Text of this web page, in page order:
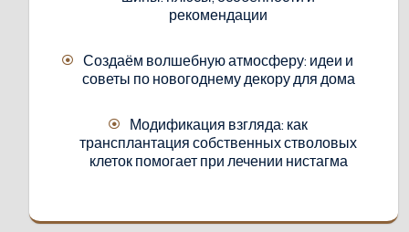
рекомендации
Создаём волшебную атмосферу: идеи и
советы по новогоднему декору для дома
Модификация взгляда: как
трансплантация собственных стволовых
клеток помогает при лечении нистагма